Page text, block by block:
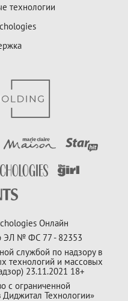
технологии
Онлайн
ЭЛ № ФС 77 - 82353
службой по надзору в
технологий и массовых
23.11.2021 18+
с ограниченной
Диджитал Технологии»